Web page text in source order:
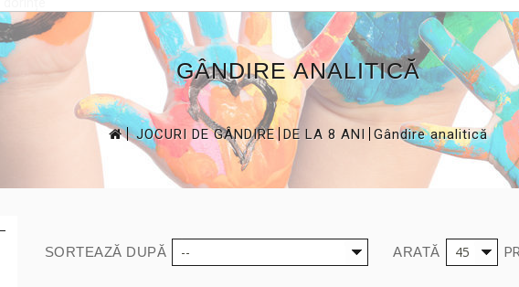
GÂNDIRE ANALITICĂ
>
JOCURI DE GÂNDIRE
>
DE LA 8 ANI Gândire analitică
SORTEAZĂ DUPĂ -- ARATĂ 45